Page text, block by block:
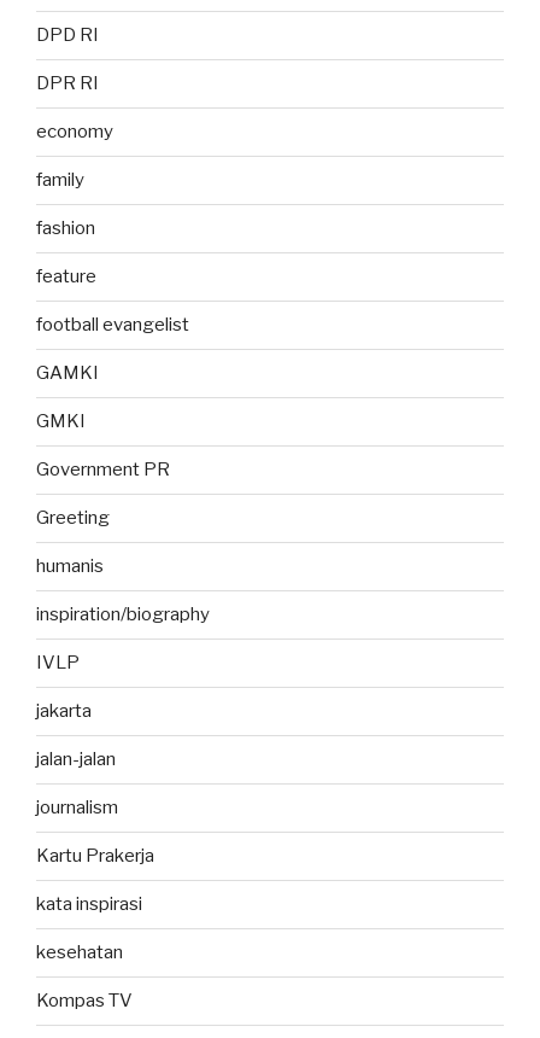
DPD RI
DPR RI
economy
family
fashion
feature
football evangelist
GAMKI
GMKI
Government PR
Greeting
humanis
inspiration/biography
IVLP
jakarta
jalan-jalan
journalism
Kartu Prakerja
kata inspirasi
kesehatan
Kompas TV